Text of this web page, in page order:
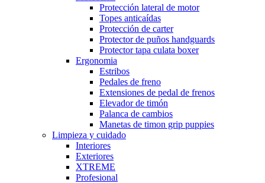
Protección lateral de motor
Topes anticaídas
Protección de carter
Protector de puños handguards
Protector tapa culata boxer
Ergonomia
Estribos
Pedales de freno
Extensiones de pedal de frenos
Elevador de timón
Palanca de cambios
Manetas de timon grip puppies
Limpieza y cuidado
Interiores
Exteriores
XTREME
Profesional